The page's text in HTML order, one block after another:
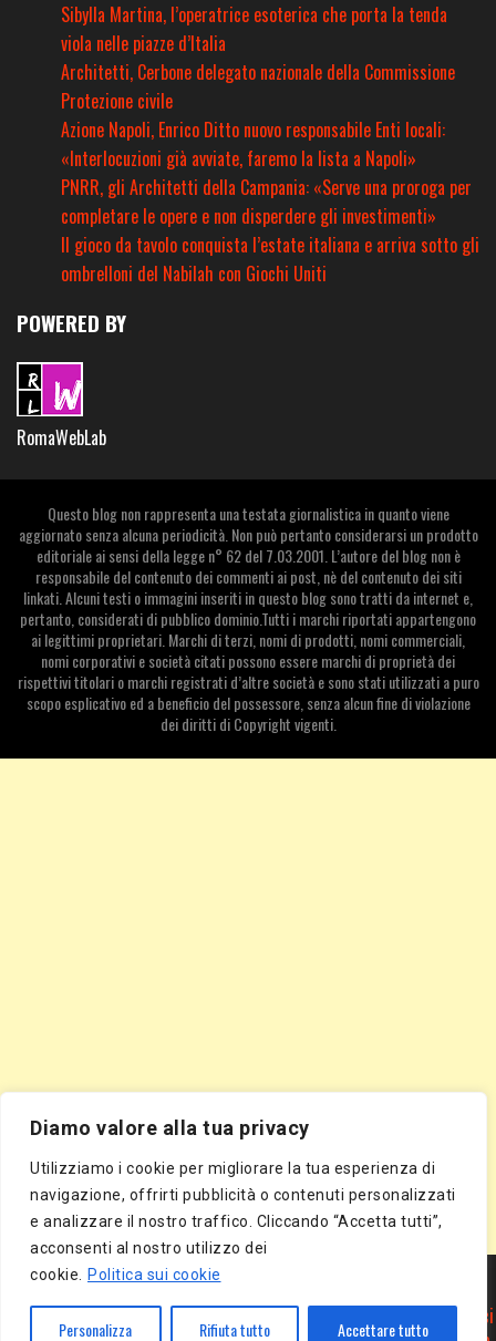
Diamo valore alla tua privacy
Utilizziamo i cookie per migliorare la tua esperienza di
navigazione, offrirti pubblicità o contenuti personalizzati
e analizzare il nostro traffico. Cliccando “Accetta tutti”,
acconsenti al nostro utilizzo dei
cookie.
Politica sui cookie
Personalizza Rifiuta tutto Accettare tutto
Sibylla Martina, l’operatrice esoterica che porta la tenda
viola nelle piazze d’Italia
Architetti, Cerbone delegato nazionale della Commissione
Protezione civile
Azione Napoli, Enrico Ditto nuovo responsabile Enti locali:
«Interlocuzioni già avviate, faremo la lista a Napoli»
PNRR, gli Architetti della Campania: «Serve una proroga per
completare le opere e non disperdere gli investimenti»
Il gioco da tavolo conquista l’estate italiana e arriva sotto gli
ombrelloni del Nabilah con Giochi Uniti
POWERED BY
RomaWebLab
Questo blog non rappresenta una testata giornalistica in quanto viene
aggiornato senza alcuna periodicità. Non può pertanto considerarsi un prodotto
editoriale ai sensi della legge n° 62 del 7.03.2001. L’autore del blog non è
responsabile del contenuto dei commenti ai post, nè del contenuto dei siti
linkati. Alcuni testi o immagini inseriti in questo blog sono tratti da internet e,
pertanto, considerati di pubblico dominio.Tutti i marchi riportati appartengono
ai legittimi proprietari. Marchi di terzi, nomi di prodotti, nomi commerciali,
nomi corporativi e società citati possono essere marchi di proprietà dei
rispettivi titolari o marchi registrati d’altre società e sono stati utilizzati a puro
scopo esplicativo ed a beneficio del possessore, senza alcun fine di violazione
dei diritti di Copyright vigenti.
Segnala Sito Gratis| Segnala Azienda Gratis
Directory Gratis|Segnala Sito Gratis
Inserisci Azienda Gratis |Directory Gratis| Article Marketing
Inserisci